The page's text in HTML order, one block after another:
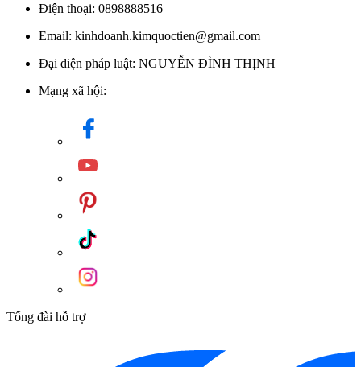
Điện thoại: 0898888516
Email: kinhdoanh.kimquoctien@gmail.com
Đại diện pháp luật: NGUYỄN ĐÌNH THỊNH
Mạng xã hội:
Tổng đài hỗ trợ